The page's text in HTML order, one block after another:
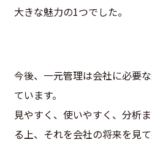
大きな魅力の1つでした。
今後、一元管理は会社に必要
ています。
見やすく、使いやすく、分析
る上、それを会社の将来を見